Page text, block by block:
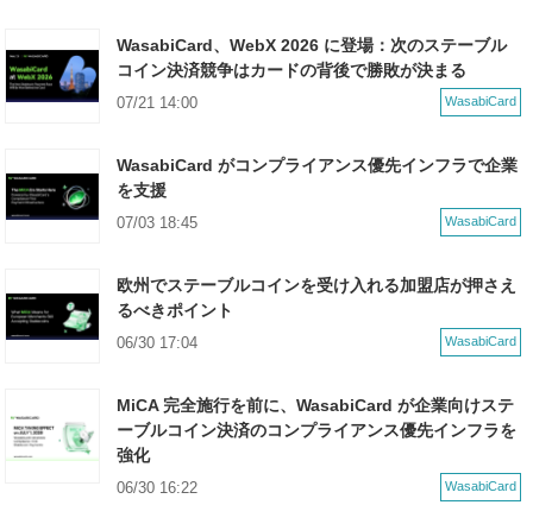
WasabiCard、WebX 2026 に登場：次のステーブル
コイン決済競争はカードの背後で勝敗が決まる
WasabiCard
07/21 14:00
WasabiCard がコンプライアンス優先インフラで企業
を支援
WasabiCard
07/03 18:45
欧州でステーブルコインを受け入れる加盟店が押さえ
るべきポイント
WasabiCard
06/30 17:04
MiCA 完全施行を前に、WasabiCard が企業向けステ
ーブルコイン決済のコンプライアンス優先インフラを
強化
WasabiCard
06/30 16:22